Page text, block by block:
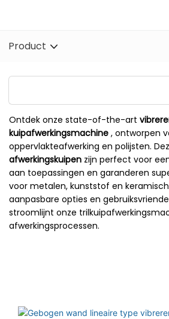
Product
Ontdek onze state-of-the-art
kuipafwerkingsmachine , ontworpen
oppervlakteafwerking en polijsten.
afwerkingskuipen zijn perfect voor
aan toepassingen en garanderen
voor metalen, kunststof en
aanpasbare opties en
stroomlijnt onze
afwerkingsprocessen.